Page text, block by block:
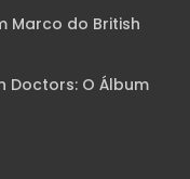
Marco do British
Doctors: O Álbum